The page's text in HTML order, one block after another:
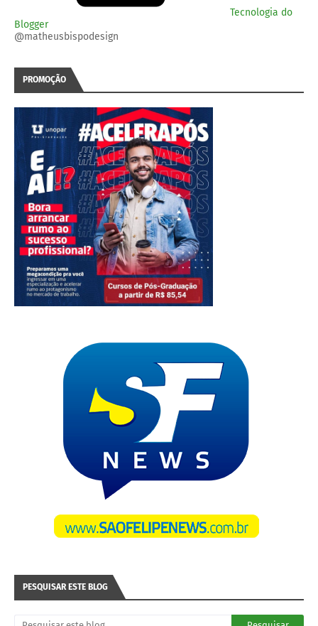
Tecnologia do
Blogger
@matheusbispodesign
PROMOÇÃO
PESQUISAR ESTE BLOG